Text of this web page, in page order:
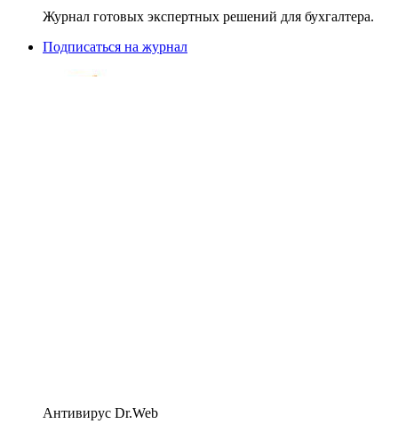
Журнал готовых экспертных решений для бухгалтера.
Подписаться на журнал
Антивирус Dr.Web